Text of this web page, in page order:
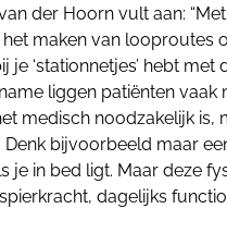
der Hoorn vult aan:
maken van looproutes
je ‘stationnetjes’ hebt
liggen patiënten vaak
medisch noodzakelijk
bijvoorbeeld maar
je in bed ligt. Maar deze
dagelijks